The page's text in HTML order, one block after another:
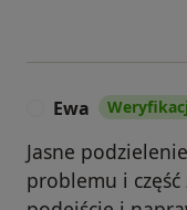
Ewa
Jasne
problemu i część